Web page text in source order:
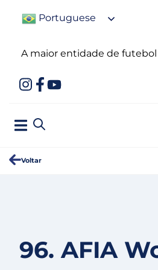
Portuguese
A maior entidade de
Voltar
96. AFIA